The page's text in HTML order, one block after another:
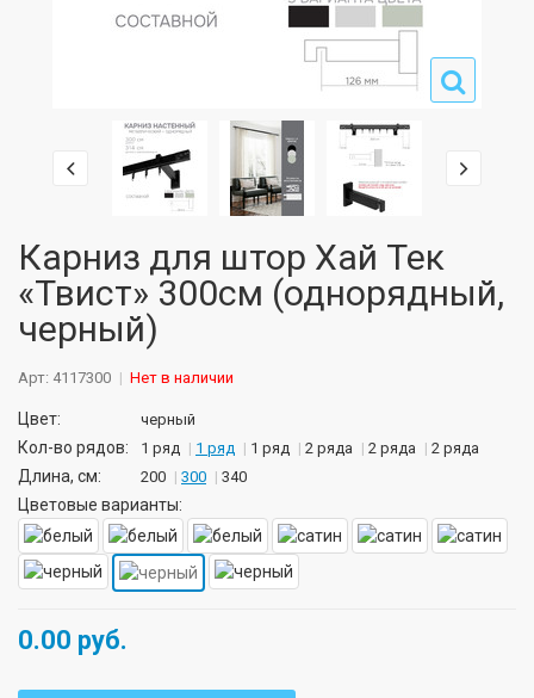
Карниз для штор Хай Тек
«Твист» 300см (однорядный,
черный)
Арт: 4117300 Нет в наличии
Цвет: черный
Кол-во рядов: 1 ряд 1 ряд 1 ряд 2 ряда 2 ряда 2 ряда
Длина, см: 200 300 340
Цветовые варианты:
0.00 руб.